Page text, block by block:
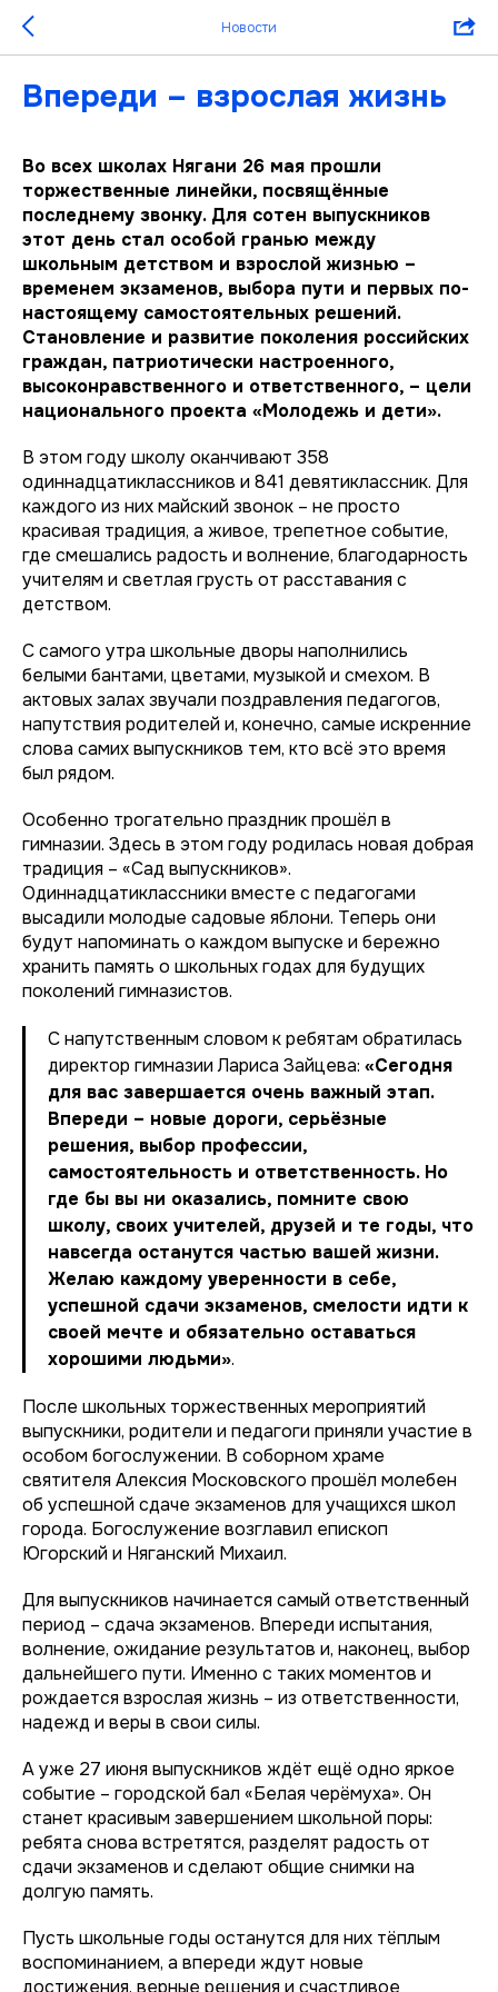
Новости
Впереди – взрослая жизнь
Во всех школах Нягани 26 мая прошли
торжественные линейки, посвящённые
последнему звонку. Для сотен выпускников
этот день стал особой гранью между
школьным детством и взрослой жизнью –
временем экзаменов, выбора пути и первых по-
настоящему самостоятельных решений.
Становление и развитие поколения российских
граждан, патриотически настроенного,
высоконравственного и ответственного, – цели
национального проекта «Молодежь и дети».
В этом году школу оканчивают 358
одиннадцатиклассников и 841 девятиклассник. Для
каждого из них майский звонок – не просто
красивая традиция, а живое, трепетное событие,
где смешались радость и волнение, благодарность
учителям и светлая грусть от расставания с
детством.
С самого утра школьные дворы наполнились
белыми бантами, цветами, музыкой и смехом. В
актовых залах звучали поздравления педагогов,
напутствия родителей и, конечно, самые искренние
слова самих выпускников тем, кто всё это время
был рядом.
Особенно трогательно праздник прошёл в
гимназии. Здесь в этом году родилась новая добрая
традиция – «Сад выпускников».
Одиннадцатиклассники вместе с педагогами
высадили молодые садовые яблони. Теперь они
будут напоминать о каждом выпуске и бережно
хранить память о школьных годах для будущих
поколений гимназистов.
С напутственным словом к ребятам обратилась
директор гимназии Лариса Зайцева: «Сегодня
для вас завершается очень важный этап.
Впереди – новые дороги, серьёзные
решения, выбор профессии,
самостоятельность и ответственность. Но
где бы вы ни оказались, помните свою
школу, своих учителей, друзей и те годы, что
навсегда останутся частью вашей жизни.
Желаю каждому уверенности в себе,
успешной сдачи экзаменов, смелости идти к
своей мечте и обязательно оставаться
хорошими людьми».
После школьных торжественных мероприятий
выпускники, родители и педагоги приняли участие в
особом богослужении. В соборном храме
святителя Алексия Московского прошёл молебен
об успешной сдаче экзаменов для учащихся школ
города. Богослужение возглавил епископ
Югорский и Няганский Михаил.
Для выпускников начинается самый ответственный
период – сдача экзаменов. Впереди испытания,
волнение, ожидание результатов и, наконец, выбор
дальнейшего пути. Именно с таких моментов и
рождается взрослая жизнь – из ответственности,
надежд и веры в свои силы.
А уже 27 июня выпускников ждёт ещё одно яркое
событие – городской бал «Белая черёмуха». Он
станет красивым завершением школьной поры:
ребята снова встретятся, разделят радость от
сдачи экзаменов и сделают общие снимки на
долгую память.
Пусть школьные годы останутся для них тёплым
воспоминанием, а впереди ждут новые
достижения, верные решения и счастливое